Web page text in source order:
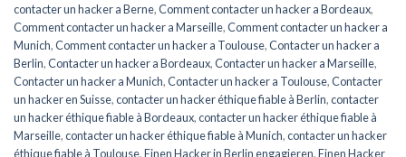
contacter un hacker a Berne,Comment contacter un hacker a Bordeaux,
Comment contacter un hacker a Marseille,Comment contacter un hacker a
Munich,Comment contacter un hacker a Toulouse,Contacter un hacker a
Berlin,Contacter un hacker a Bordeaux,Contacter un hacker a Marseille,
Contacter un hacker a Munich,Contacter un hacker a Toulouse,Contacter
un hacker en Suisse,contacter un hacker éthique fiable à Berlin,contacter
un hacker éthique fiable à Bordeaux,contacter un hacker éthique fiable à
Marseille,contacter un hacker éthique fiable à Munich,contacter un hacker
éthique fiable à Toulouse,Einen Hacker in Berlin engagieren,Einen Hacker